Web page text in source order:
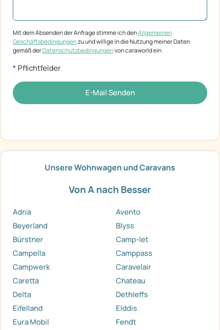
Mit dem Absenden der Anfrage stimme ich denAllgemeinen
Geschäftsbedingungenzu und willige in die Nutzung meiner Daten
gemäß derDatenschutzbedingungenvon caraworld ein
* Pflichtfelder
E-Mail Senden
Unsere Wohnwagen und Caravans
Von A nach Besser
Adria
Avento
Beyerland
Blyss
Bürstner
Camp-let
Campella
Camppass
Campwerk
Caravelair
Caretta
Chateau
Delta
Dethleffs
Eifelland
Elddis
Eura Mobil
Fendt